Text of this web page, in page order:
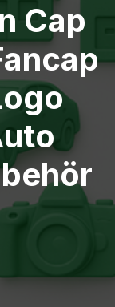
Cap